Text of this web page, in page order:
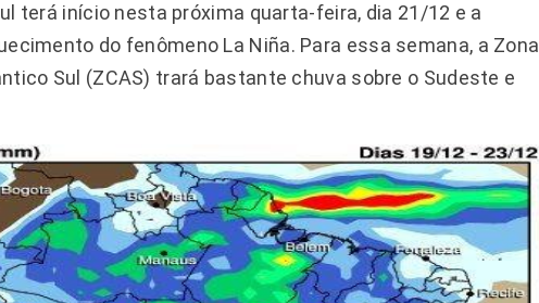
terá início nesta próxima quarta-feira, dia 21/12 e a
do fenômeno La Niña. Para essa semana, a Zona
Sul (ZCAS) trará bastante chuva sobre o Sudeste e